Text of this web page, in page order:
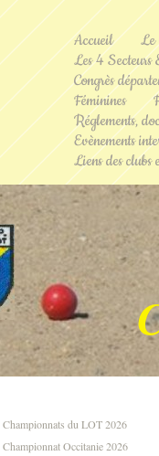
Accueil Le
Les 4 Secteurs
Congrès
Féminines
Réglements,
Evènements
Liens des clubs
Championnats du LOT 2026
Championnat Occitanie 2026